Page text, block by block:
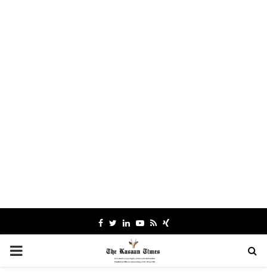
Facebook
TwitterLinkedinYoutube
RssXing
PRIMARY